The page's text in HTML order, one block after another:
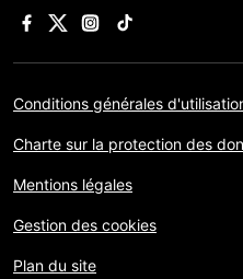
Conditions générales
Charte sur la protection des
Mentions légales
Gestion des cookies
Plan du site